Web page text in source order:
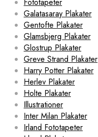
Galatasaray Plakater
Gentofte Plakater
Glamsbjerg Plakater
Glostrup Plakater
Greve Strand Plakater
Harry Potter Plakater
Herlev Plakater
Holte Plakater
Illustrationer
Inter Milan Plakater
Irland Fototapeter